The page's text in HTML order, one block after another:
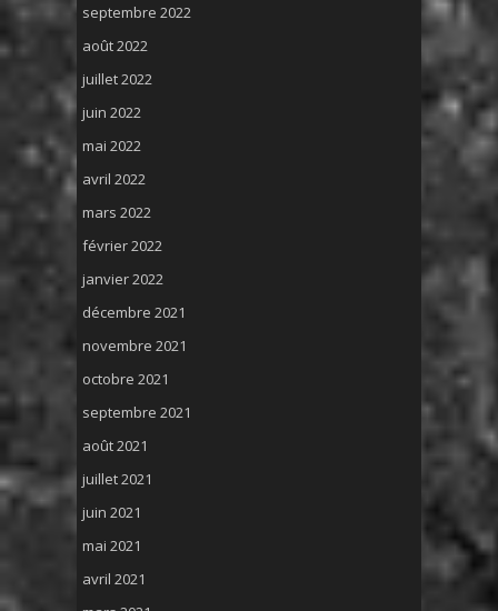
septembre 2022
août 2022
juillet 2022
juin 2022
mai 2022
avril 2022
mars 2022
février 2022
janvier 2022
décembre 2021
novembre 2021
octobre 2021
septembre 2021
août 2021
juillet 2021
juin 2021
mai 2021
avril 2021